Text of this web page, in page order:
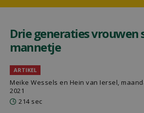
Drie generaties vrouwen
mannetje
ARTIKEL
Meike Wessels en Hein van Iersel,
2021
214 sec